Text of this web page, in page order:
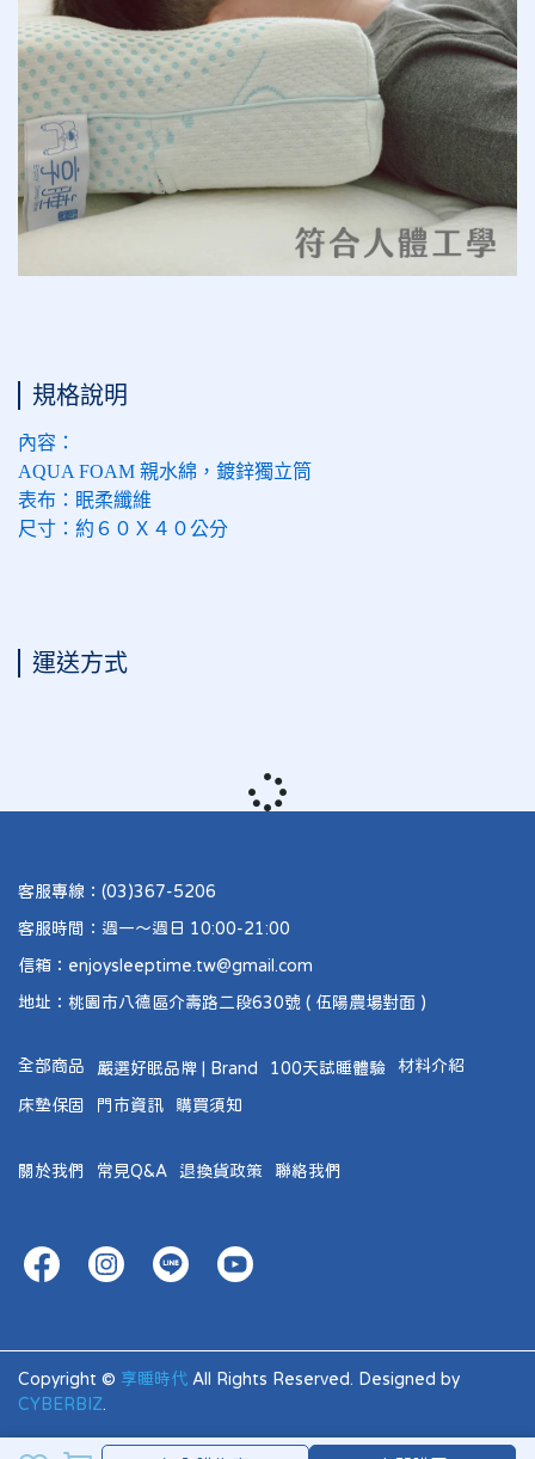
規格說明
內容：
AQUA FOAM 親水綿，鍍鋅獨立筒
表布：眠柔纖維
尺寸：約６０Ｘ４０公分
運送方式
客服專線：(03)367-5206
客服時間：週一～週日 10:00-21:00
信箱：enjoysleeptime.tw@gmail.com
地址：桃園市八德區介壽路二段630號 ( 伍陽農場對面 )
全部商品 嚴選好眠品牌 | Brand 100天試睡體驗 材料介紹
床墊保固 門市資訊 購買須知
關於我們 常見Q&A 退換貨政策 聯絡我們
Copyright © 享睡時代 All Rights Reserved. Designed by
CYBERBIZ.